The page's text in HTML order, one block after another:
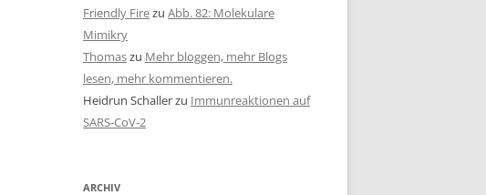
Friendly Firezu Abb. 82: Molekulare
Mimikry
Thomaszu Mehr bloggen, mehr Blogs
lesen, mehr kommentieren.
Heidrun Schallerzu Immunreaktionen auf
SARS-CoV-2
ARCHIV